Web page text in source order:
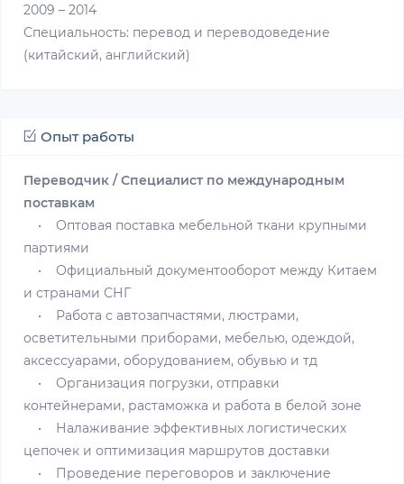
2009 – 2014
Специальность: перевод и переводоведение
(китайский, английский)
Опыт работы
Переводчик / Специалист по международным
поставкам
• Оптовая поставка мебельной ткани крупными
партиями
• Официальный документооборот между Китаем
и странами СНГ
• Работа с автозапчастями, люстрами,
осветительными приборами, мебелью, одеждой,
аксессуарами, оборудованием, обувью и тд
• Организация погрузки, отправки
контейнерами, растаможка и работа в белой зоне
• Налаживание эффективных логистических
цепочек и оптимизация маршрутов доставки
• Проведение переговоров и заключение